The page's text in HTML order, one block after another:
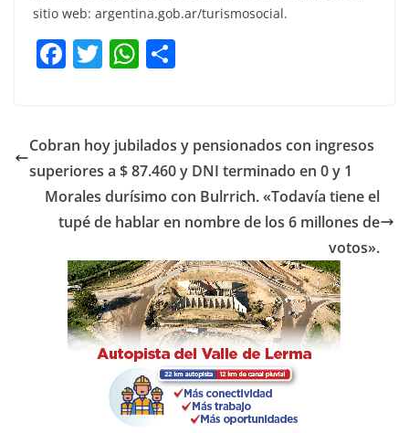
sitio web: argentina.gob.ar/turismosocial.
F
e
b
o
o
k
T
er
W
s
A
p
p
p
ar
tir
Cobran hoy jubilados y pensionados con ingresos
superiores a $ 87.460 y DNI terminado en 0 y 1
Morales durísimo con Bulrrich. «Todavía tiene el
tupé de hablar en nombre de los 6 millones de
votos».